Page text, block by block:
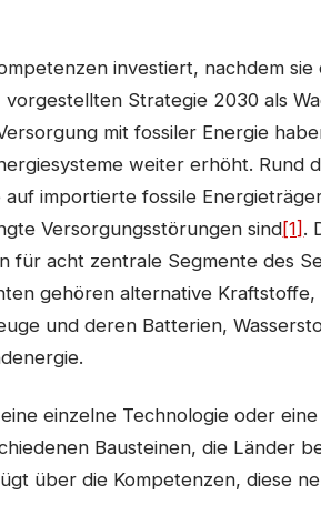
investiert, nachdem
Strategie 2030 als
mit fossiler Energie
weiter erhöht. Rund
importierte fossile
Versorgungsstörungen sind[1] .
für acht zentrale Segmente des
gehören alternative Kraftstoffe,
und deren Batterien,
einzelne Technologie oder
Bausteinen, die Länder
über die Kompetenzen, diese